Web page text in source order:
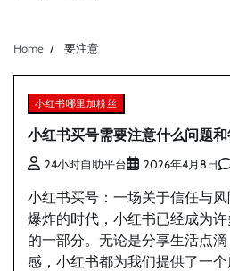
Home 要注意
小红书哪里加粉丝
小红书买号需要注意什么问题
24小时自助平台 2026年4月8日
小红书买号：一场关于信任与
爆炸的时代，小红书已经成为
的一部分。无论是分享生活点
感，小红书都为我们提供了一个